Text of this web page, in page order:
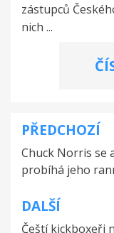
zástupců
nich ...
Navigace
pro
příspěvek
PŘEDCHOZÍ
Chuck Norris se
probíhá jeho
DALŠÍ
Čeští kickboxeři